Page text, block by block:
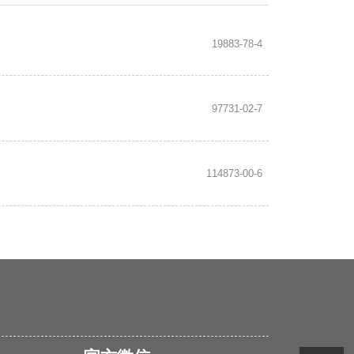
19883-78-4
97731-02-7
114873-00-6